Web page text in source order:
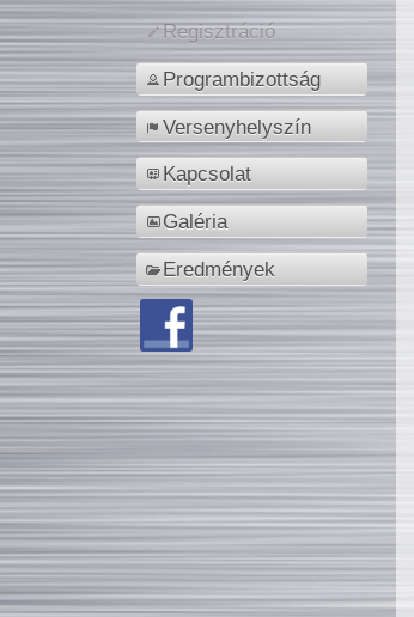
Regisztráció
Programbizottság
Versenyhelyszín
Kapcsolat
Galéria
Eredmények